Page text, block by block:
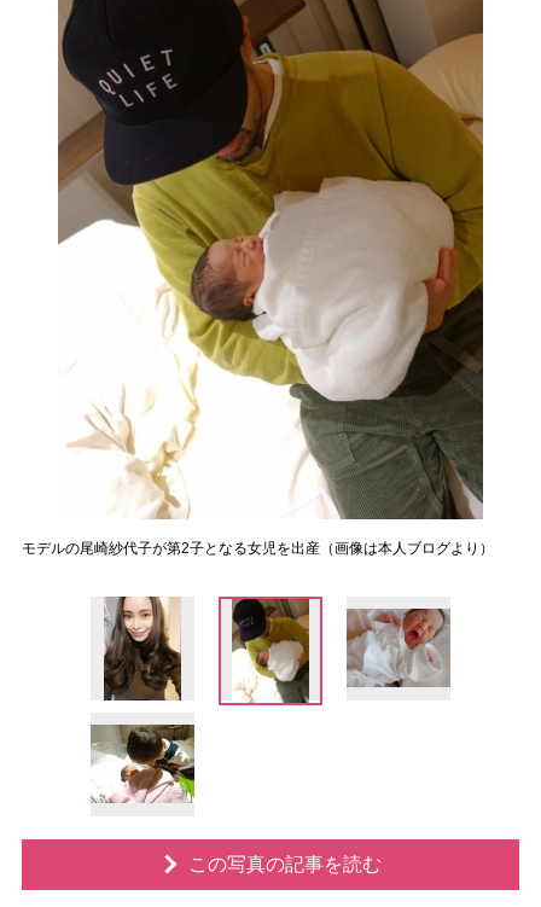
モデルの尾崎紗代子が第2子となる女児を出産（画像は本人ブログより）
この写真の記事を読む